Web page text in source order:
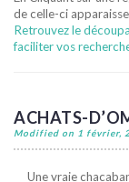
de celle-ci
Retrouvez le
faciliter vos
ACHATS-
Modified on 1 février,
Une vraie